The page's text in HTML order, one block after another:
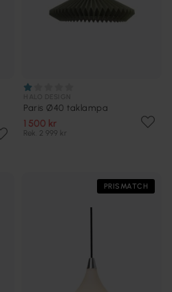
Paris Ø40 taklampa
1 500 kr
Rek. 2 999 kr
PRISMATCH